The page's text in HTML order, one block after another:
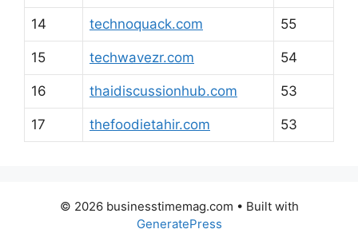
14 technoquack.com 55
15 techwavezr.com 54
16 thaidiscussionhub.com 53
17 thefoodietahir.com 53
© 2026 businesstimemag.com • Built with
GeneratePress